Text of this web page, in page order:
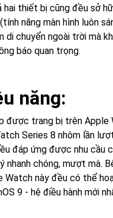
hai thiết bị cũng đều sở
năng màn hình luôn
di chuyển ngoài trời mà
báo quan trọng.
năng:
được trang bị trên Apple
Series 8 nhôm lần
đáp ứng được nhu cầu
nhanh chóng, mượt mà.
Watch này đều có thể
9 - hệ điều hành mới